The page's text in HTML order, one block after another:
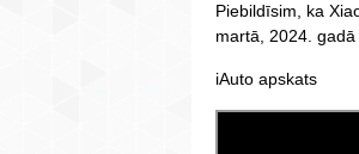
Piebildīsim, ka
martā, 2024.
iAuto apskats